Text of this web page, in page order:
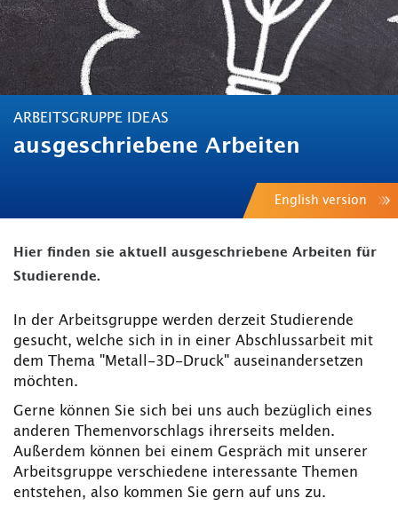
Blogs Kontakt und Anfahrt Webmail Moodle
TH Online-Portal Personensuche English
ARBEITSGRUPPE IDEAS
ausgeschriebene Arbeiten
English version
Hier finden sie aktuell ausgeschriebene Arbeiten für
Studierende.
In der Arbeitsgruppe werden derzeit Studierende
gesucht, welche sich in in einer Abschlussarbeit mit
dem Thema "Metall-3D-Druck" auseinandersetzen
möchten.
Gerne können Sie sich bei uns auch bezüglich eines
anderen Themenvorschlags ihrerseits melden.
Außerdem können bei einem Gespräch mit unserer
Arbeitsgruppe verschiedene interessante Themen
entstehen, also kommen Sie gern auf uns zu.